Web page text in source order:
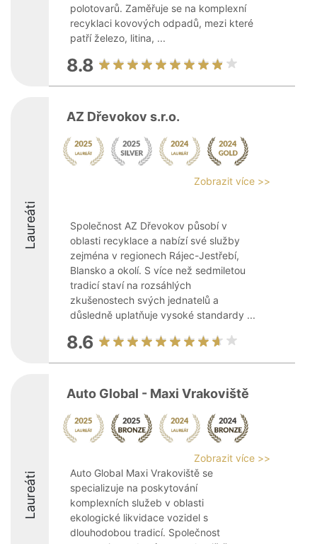
polotovarů. Zaměřuje se na komplexní
recyklaci kovových odpadů, mezi které
patří železo, litina, ...
8.8
Laureáti
AZ Dřevokov s.r.o.
Zobrazit více >>
Společnost AZ Dřevokov působí v
oblasti recyklace a nabízí své služby
zejména v regionech Rájec-Jestřebí,
Blansko a okolí. S více než sedmiletou
tradicí staví na rozsáhlých
zkušenostech svých jednatelů a
důsledně uplatňuje vysoké standardy ...
8.6
Laureáti
Auto Global - Maxi Vrakoviště
Zobrazit více >>
Auto Global Maxi Vrakoviště se
specializuje na poskytování
komplexních služeb v oblasti
ekologické likvidace vozidel s
dlouhodobou tradicí. Společnost